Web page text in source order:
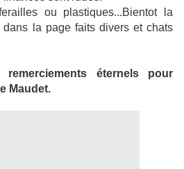
ou plastiques...Bientot la
la page faits divers et chats
remerciements éternels pour
Maudet.